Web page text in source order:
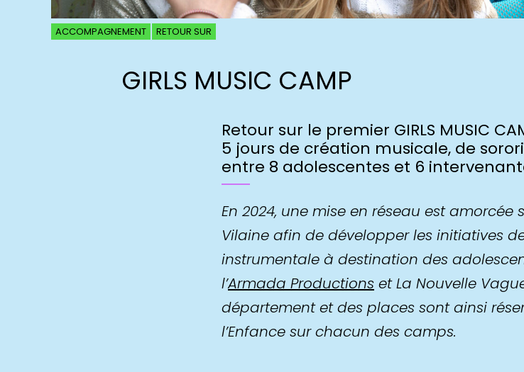
ACCOMPAGNEMENT RETOUR SUR
GIRLS MUSIC CAMP
Retour sur le premier GIRLS MUSIC
5 jours de création musicale, de
entre 8 adolescentes et 6
En 2024, une mise en réseau est
Vilaine afin de développer les initiatives
instrumentale à destination des
l’Armada Productions et La Nouvelle
département et des places sont ainsi
l’Enfance sur chacun des camps.